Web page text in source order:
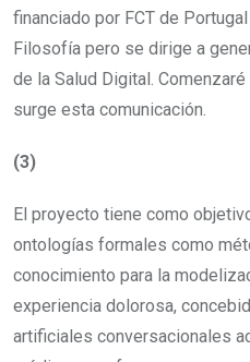
financiado por FCT de
Filosofía pero se dirige a
de la Salud Digital.
surge esta comunicación.
(3)
El proyecto tiene como
ontologías formales como
conocimiento para la
experiencia dolorosa,
artificiales conversacionales